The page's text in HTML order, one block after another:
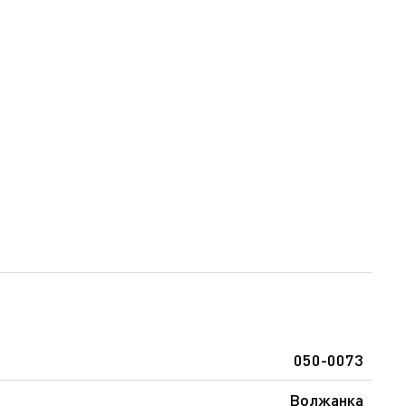
050-0073
Волжанка